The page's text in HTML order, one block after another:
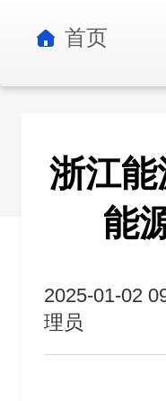
首页
浙江
能
2025-01-02
理员